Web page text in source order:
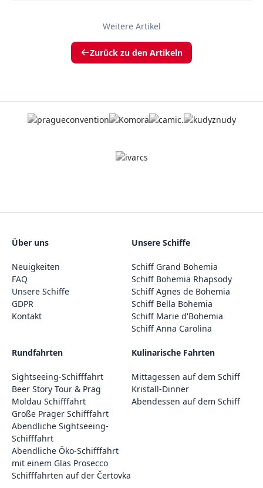
Weitere Artikel
Zurück zu den Artikeln
Über uns
Neuigkeiten
FAQ
Unsere Schiffe
GDPR
Kontakt
Unsere Schiffe
Schiff Grand Bohemia
Schiff Bohemia Rhapsody
Schiff Agnes de Bohemia
Schiff Bella Bohemia
Schiff Marie d'Bohemia
Schiff Anna Carolina
Rundfahrten
Sightseeing-Schifffahrt
Beer Story Tour & Prag
Moldau Schifffahrt
Große Prager Schifffahrt
Abendliche Sightseeing-
Schifffahrt
Abendliche Öko-Schifffahrt
mit einem Glas Prosecco
Schifffahrten auf der Čertovka
Kulinarische Fahrten
Mittagessen auf dem Schiff
Kristall-Dinner
Abendessen auf dem Schiff